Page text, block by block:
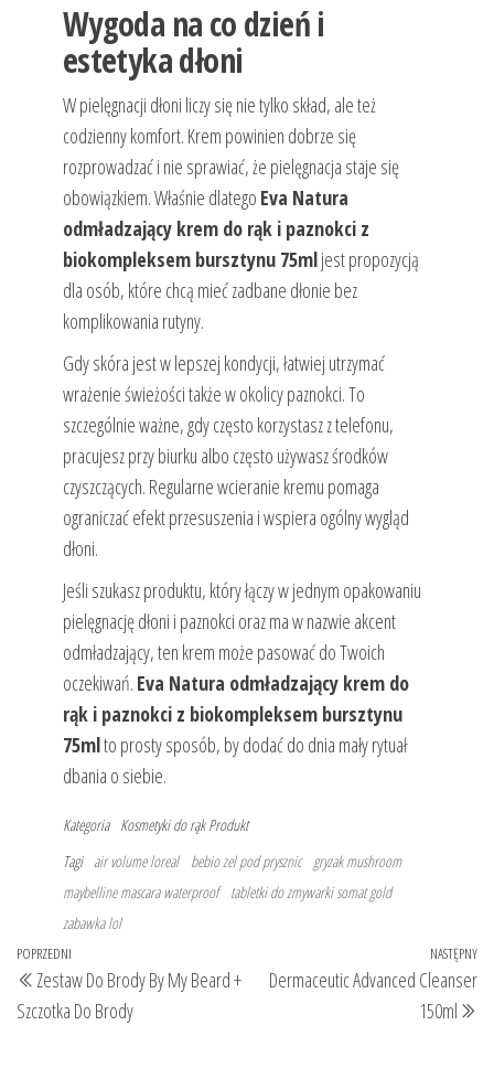
Wygoda na co dzień i
estetyka dłoni
W pielęgnacji dłoni liczy się nie tylko skład, ale też
codzienny komfort. Krem powinien dobrze się
rozprowadzać i nie sprawiać, że pielęgnacja staje się
obowiązkiem. Właśnie dlatego Eva Natura
odmładzający krem do rąk i paznokci z
biokompleksem bursztynu 75mljest propozycją
dla osób, które chcą mieć zadbane dłonie bez
komplikowania rutyny.
Gdy skóra jest w lepszej kondycji, łatwiej utrzymać
wrażenie świeżości także w okolicy paznokci. To
szczególnie ważne, gdy często korzystasz z telefonu,
pracujesz przy biurku albo często używasz środków
czyszczących. Regularne wcieranie kremu pomaga
ograniczać efekt przesuszenia i wspiera ogólny wygląd
dłoni.
Jeśli szukasz produktu, który łączy w jednym opakowaniu
pielęgnację dłoni i paznokci oraz ma w nazwie akcent
odmładzający, ten krem może pasować do Twoich
oczekiwań. Eva Natura odmładzający krem do
rąk i paznokci z biokompleksem bursztynu
75mlto prosty sposób, by dodać do dnia mały rytuał
dbania o siebie.
Kategoria Kosmetyki do rąk Produkt
Tagi air volume loreal bebio zel pod prysznic
gryzak mushroom
maybelline mascara waterproof
tabletki do zmywarki somat gold
zabawka lol
Nawigacja
wpisu
Poprzedni
wpis
POPRZEDNI
Zestaw Do Brody By My Beard +
Szczotka Do Brody
NASTĘPNY
Dermaceutic Advanced Cleanser
150ml